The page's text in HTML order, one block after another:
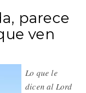
parece
ven
Lo que le
dicen al Lord